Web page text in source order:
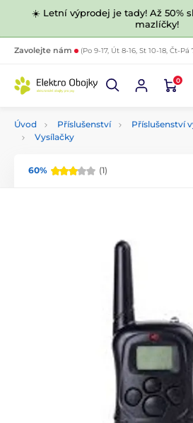
☀️ Letní výprodej je tady! Až 50%
mazlíčky!
Zavolejte nám (Po 9-17, Út 8-16, St 10-18, Čt-Pá
0
Úvod Příslušenství
Příslušenství
Vysílačky
60% (1)